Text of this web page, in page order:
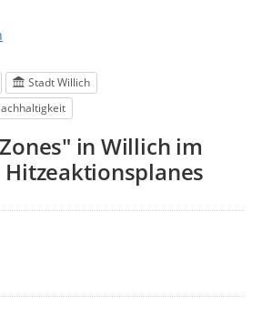
Stadt Willich
in Willich im
Hitzeaktionsplanes